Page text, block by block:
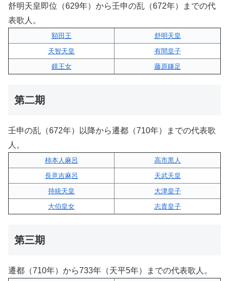
舒明天皇即位（629年）から壬申の乱（672年）までの代
表歌人。
額田王
舒明天皇
天智天皇
有間皇子
鏡王女
藤原鎌足
第二期
壬申の乱（672年）以降から遷都（710年）までの代表歌
人。
柿本人麻呂
高市黒人
長意吉麻呂
天武天皇
持統天皇
大津皇子
大伯皇女
志貴皇子
第三期
遷都（710年）から733年（天平5年）までの代表歌人。